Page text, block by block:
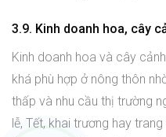
3.9. Kinh doanh hoa, cây
Kinh doanh hoa và cây
khá phù hợp ở nông thôn
thấp và nhu cầu thị trường
lễ, Tết, khai trương hay